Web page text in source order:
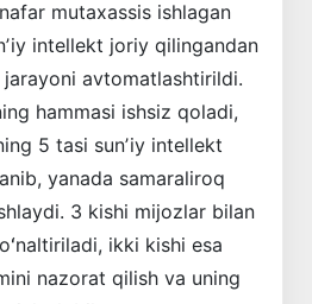
mutaxassis ishlagan
intellekt joriy qilingandan
avtomatlashtirildi.
hammasi ishsiz qoladi,
5 tasi sunʼiy intellekt
yanada samaraliroq
3 kishi mijozlar bilan
ikki kishi esa
nazorat qilish va uning